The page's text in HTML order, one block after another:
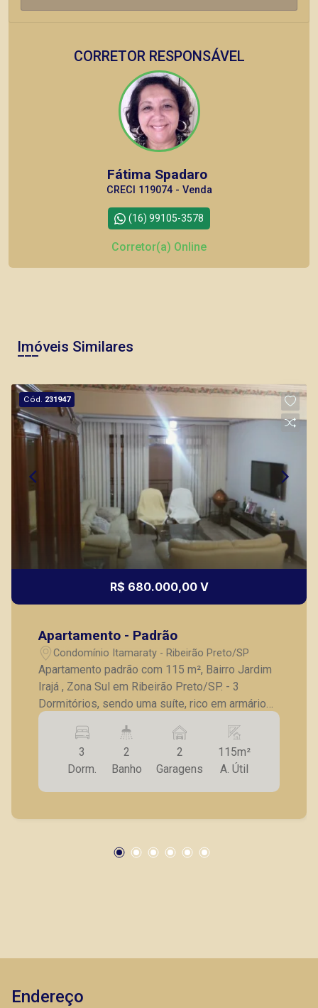
CORRETOR RESPONSÁVEL
Fátima Spadaro
CRECI 119074 - Venda
(16) 99105-3578
Corretor(a) Online
Imóveis Similares
Cód. 231947
R$ 680.000,00 V
Apartamento - Padrão
Condomínio Itamaraty - Ribeirão Preto/SP
Apartamento padrão com 115 m², Bairro Jardim
Irajá , Zona Sul em Ribeirão Preto/SP. - 3
Dormitórios, sendo uma suíte, rico em armários;
- Sala grande dois ambientes; - Banheiro social;
quintal; - 2 vagas Paralelas de garagem; A
Piramid tem como objetivo atender seus
clientes com agilidade e segurança, em locação,
nos principais lançamentos da cidade de
3
Dorm.
2
Banho
2
Garagens
115m²
A. Útil
Endereço